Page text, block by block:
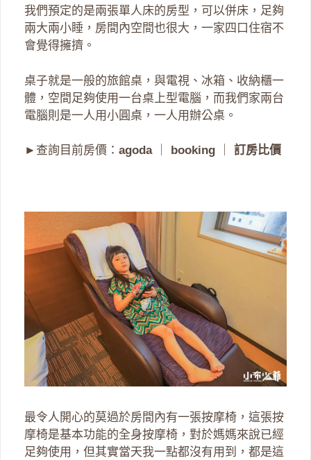
我們預定的是兩張單人床的房型，可以併床，足夠
兩大兩小睡，房間內空間也很大，一家四口住宿不
會覺得擁擠。
桌子就是一般的旅館桌，與電視、冰箱、收納櫃一
體，空間足夠使用一台桌上型電腦，而我們家兩台
電腦則是一人用小圓桌，一人用辦公桌。
►查詢目前房價： agoda｜ booking 訂房比價
最令人開心的莫過於房間內有一張按摩椅，這張按
摩椅是基本功能的全身按摩椅，對於媽媽來說已經
足夠使用，但其實當天我一點都沒有用到，都是這